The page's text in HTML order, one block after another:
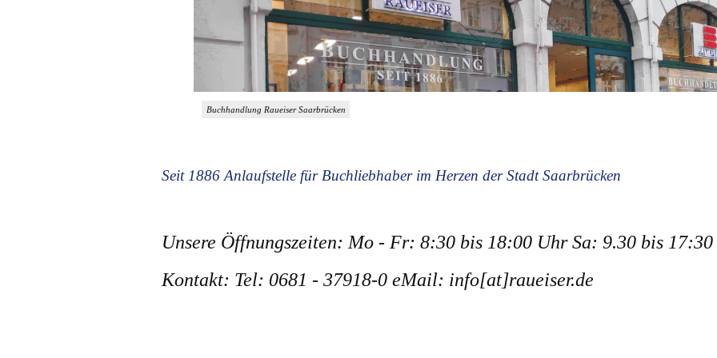
Buchhandlung Raueiser Saarbrücken
Seit 1886 Anlaufstelle für Buchliebhaber im Herzen der Stadt Saarbrücken
Unsere Öffnungszeiten: Mo - Fr: 8:30 bis 18:00 Uhr Sa: 9.30 bis
Kontakt: Tel: 0681 - 37918-0 eMail: info[at]raueiser.de